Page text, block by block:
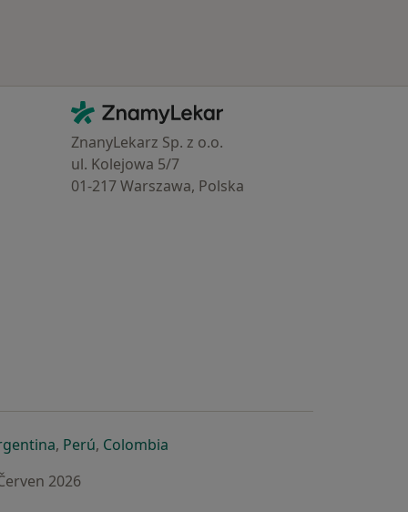
Kontakt
ZnamyLekar - Hlavní stránka
ZnanyLekarz Sp. z o.o.
ul. Kolejowa 5/7
01-217 Warszawa, Polska
záložce
nové záložce
v nové záložce
se otevře v nové záložce
, Perúse otevře v nové záložce
, Colombiase otevře v nové záložce
2026